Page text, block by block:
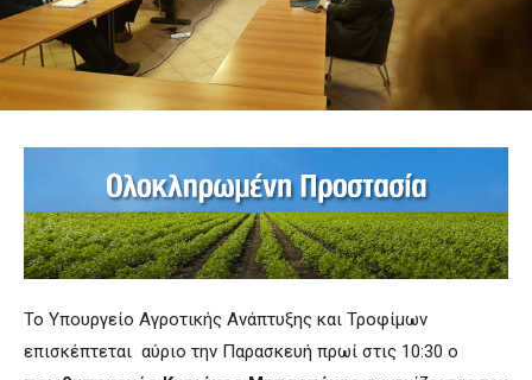
Το Υπουργείο Αγροτικής Ανάπτυξης και Τροφίμων
επισκέπτεται αύριο την Παρασκευή πρωί στις 10:30 ο